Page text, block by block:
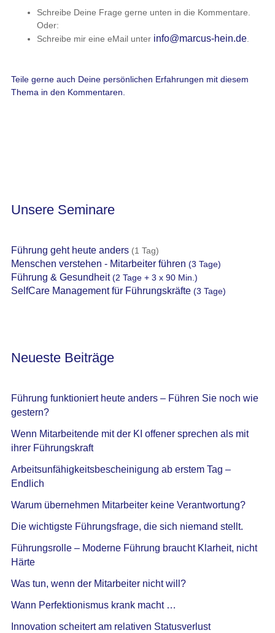
Schreibe Deine Frage gerne unten in die Kommentare.
Oder:
Schreibe mir eine eMail unter info@marcus-hein.de.
Teile gerne auch Deine persönlichen Erfahrungen mit diesem
Thema in den Kommentaren.
Unsere Seminare
Führung geht heute anders(1 Tag)
Menschen verstehen - Mitarbeiter führen (3 Tage)
Führung & Gesundheit(2 Tage + 3 x 90 Min.)
SelfCare Management für Führungskräfte(3 Tage)
Neueste Beiträge
Führung funktioniert heute anders – Führen Sie noch wie
gestern?
Wenn Mitarbeitende mit der KI offener sprechen als mit
ihrer Führungskraft
Arbeitsunfähigkeitsbescheinigung ab erstem Tag –
Endlich
Warum übernehmen Mitarbeiter keine Verantwortung?
Die wichtigste Führungsfrage, die sich niemand stellt.
Führungsrolle – Moderne Führung braucht Klarheit, nicht
Härte
Was tun, wenn der Mitarbeiter nicht will?
Wann Perfektionismus krank macht …
Innovation scheitert am relativen Statusverlust